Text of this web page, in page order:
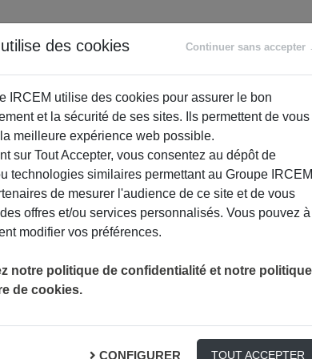
RETRAITE
ACCOMPAGNEMENT
biologiques et
des cookies Continuer sans accepter
IRCEM utilise des cookies pour assurer le bon
et la sécurité de ses sites. Ils permettent de vous
meilleure expérience web possible.
sur Tout Accepter, vous consentez au dépôt de
technologies similaires permettant au Groupe IRCEM
de mesurer l'audience de ce site et de vous
offres et/ou services personnalisés. Vous pouvez à
modifier vos préférences.
notre politique de confidentialité et notre politique
de cookies.
CONFIGURER TOUT ACCEPTER